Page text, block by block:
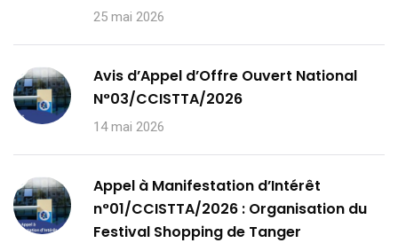
25 mai 2026
Avis d’Appel d’Offre Ouvert National
N°03/CCISTTA/2026
14 mai 2026
Appel à Manifestation d’Intérêt
n°01/CCISTTA/2026 : Organisation du
Festival Shopping de Tanger